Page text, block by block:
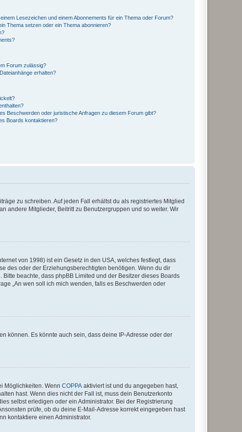
Lesezeichen und einem Abonnements für ein Thema oder Forum?
Thema setzen oder ein Thema abonnieren?
Forum zulässig?
erhalten?
Beschwerden oder juristische Anfragen zu diesem Forum gibt?
Boards kontaktieren?
zu schreiben. Auf jeden Fall erhältst du als registriertes Mitglied
andere Mitglieder, Beitritt zu Benutzergruppen und so weiter. Wir
von 1998) ist ein Gesetz in den USA, welches festlegt, dass
des oder der Erziehungsberechtigten benötigen. Wenn du dir
beachte, dass phpBB Limited und der Besitzer dieses Boards
„An wen soll ich mich wenden, falls es Beschwerden oder
können. Es könnte auch sein, dass deine IP-Adresse oder der
Möglichkeiten. Wenn COPPA aktiviert ist und du angegeben hast,
hast. Wenn dies nicht der Fall ist, muss dein Benutzerkonto
selbst erledigen oder ein Administrator. Bei der Registrierung
prüfe, ob du deine E-Mail-Adresse korrekt eingegeben hast
kontaktiere einen Administrator.